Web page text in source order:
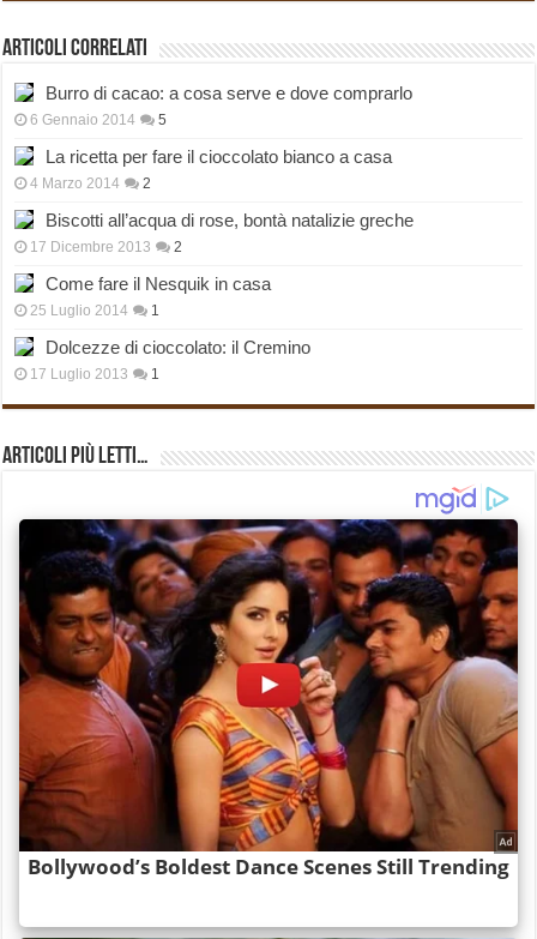
Articoli correlati
Burro di cacao: a cosa serve e dove comprarlo
6 Gennaio 2014 5
La ricetta per fare il cioccolato bianco a casa
4 Marzo 2014 2
Biscotti all’acqua di rose, bontà natalizie greche
17 Dicembre 2013 2
Come fare il Nesquik in casa
25 Luglio 2014 1
Dolcezze di cioccolato: il Cremino
17 Luglio 2013 1
Articoli più Letti…